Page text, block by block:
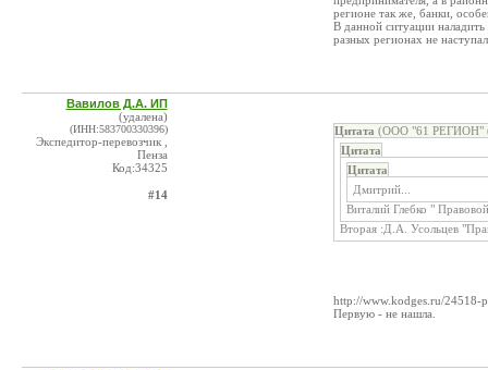
регионе так же, банки,
В данной ситуации
разных регионах не
Вавилов Д.А. ИП
(удалена)
(ИНН:583700330396)
Экспедитор-перевозчик ,
Пенза
Код:34325
#14
Цитата (ООО "61 РЕГИОН"
Цитата
Цитата
Дмитрий...
Виталий Глебко "
Вторая :Д.А. Усольцев
http://www.kodges.ru/24518-
Первую - не нашла.